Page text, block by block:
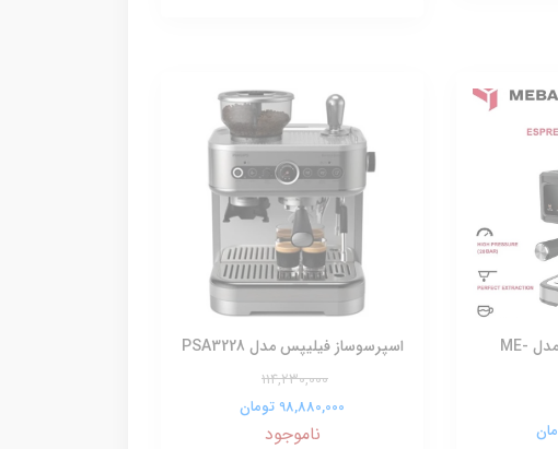
اسپرسوساز مباشی مدل ME-
اسپرسوساز فیلیپس مدل PSA3228
114,230,000
98,880,000 تومان
ناموجود